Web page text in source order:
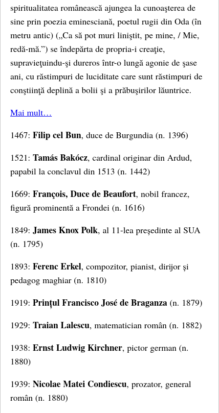
spiritualitatea românească ajungea la cunoaşterea de
sine prin poezia eminesciană, poetul rugii din Oda (în
metru antic) („Ca să pot muri liniştit, pe mine, / Mie,
redă-mă.”) se îndepărta de propria-i creaţie,
supravieţuindu-şi dureros într-o lungă agonie de şase
ani, cu răstimpuri de luciditate care sunt răstimpuri de
conştiinţă deplină a bolii şi a prăbuşirilor lăuntrice.
Mai mult…
1467: Filip cel Bun, duce de Burgundia (n. 1396)
1521: Tamás Bakócz, cardinal originar din Ardud,
papabil la conclavul din 1513 (n. 1442)
1669: François, Duce de Beaufort, nobil francez,
figură prominentă a Frondei (n. 1616)
1849: James Knox Polk, al 11-lea președinte al SUA
(n. 1795)
1893: Ferenc Erkel, compozitor, pianist, dirijor și
pedagog maghiar (n. 1810)
1919: Prințul Francisco José de Braganza (n. 1879)
1929: Traian Lalescu, matematician român (n. 1882)
1938: Ernst Ludwig Kirchner, pictor german (n.
1880)
1939: Nicolae Matei Condiescu, prozator, general
român (n. 1880)